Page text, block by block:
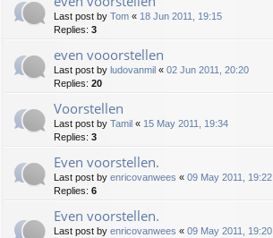
Last post by Tom « 18 Jun 2011, 19:15
Replies: 3
even vooorstellen
Last post by ludovanmil « 02 Jun 2011, 20:20
Replies: 20
Voorstellen
Last post by Tamil « 15 May 2011, 19:34
Replies: 3
Even voorstellen.
Last post by enricovanwees « 09 May 2011, 19:22
Replies: 6
Even voorstellen.
Last post by enricovanwees « 09 May 2011, 19:20